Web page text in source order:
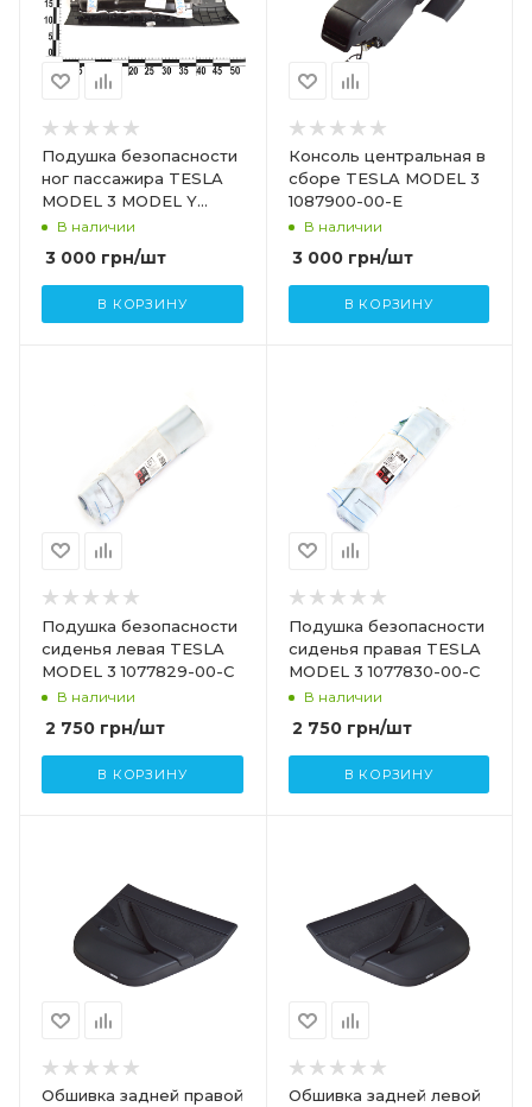
Подушка безопасности
ног пассажира TESLA
MODEL 3 MODEL Y
1077826-00-D
В наличии
3 000 грн/шт
В КОРЗИНУ
Консоль центральная в
сборе TESLA MODEL 3
1087900-00-E
В наличии
3 000грн/шт
В КОРЗИНУ
Подушка безопасности
сиденья левая TESLA
MODEL 3 1077829-00-C
В наличии
2 750 грн/шт
В КОРЗИНУ
Подушка безопасности
сиденья правая TESLA
MODEL 3 1077830-00-C
В наличии
2 750грн/шт
В КОРЗИНУ
Обшивка задней правой
Обшивка задней левой